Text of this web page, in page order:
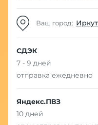
Ваш город:
СДЭК
7 - 9 дней
отправка ежедневно
Яндекс.ПВЗ
10 дней